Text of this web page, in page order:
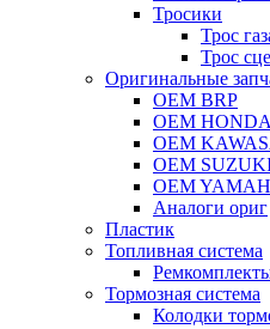
Тросики
Трос
Трос
Оригинальные
OEM BRP
OEM HONDA
OEM
OEM
OEM
Аналоги ориг
Пластик
Топливная система
Тормозная система
Колодки